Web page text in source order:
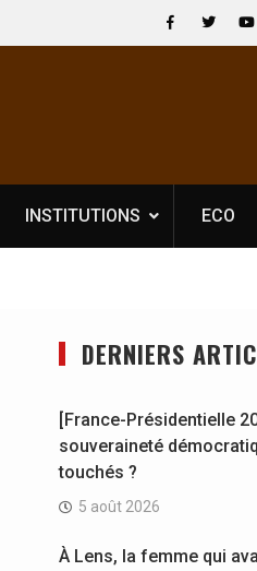
sévèrement touchés ?
INSTITUTIONS ECO
DERNIERS
[France-Présidentielle
souveraineté
touchés ?
5 août 2026
À Lens, la femme qui